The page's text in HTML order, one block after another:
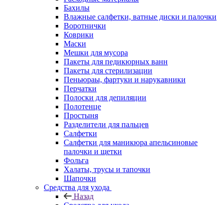
Бахилы
Влажные салфетки, ватные диски и палочки
Воротнички
Коврики
Маски
Мешки для мусора
Пакеты для педикюрных ванн
Пакеты для стерилизации
Пеньюраы, фартуки и нарукавники
Перчатки
Полоски для депиляции
Полотенце
Простыня
Разделители для пальцев
Салфетки
Салфетки для маникюра апельсиновые
палочки и щетки
Фольга
Халаты, трусы и тапочки
Шапочки
Средства для ухода
Назад